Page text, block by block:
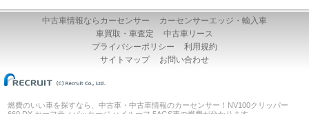
中古車情報ならカーセンサー
カーセンサーエッジ・輸入車
車買取・車査定
中古車リース
プライバシーポリシー
利用規約
サイトマップ
お問い合わせ
燃費のいい車を探すなら、中古車・中古車情報のカーセンサー！NV100クリッパー